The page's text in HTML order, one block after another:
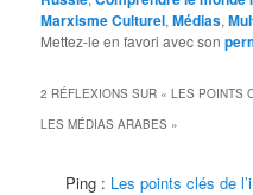
Marxisme Culturel,Médias,
Mettez-le en favori avec son
2 RÉFLEXIONS SUR «LES POINTS
LES MÉDIAS ARABES »
Ping : Les points clés de